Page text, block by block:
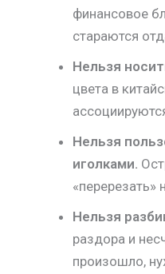
финансовое
стараются
Нельзя
цвета в
Нельзя
иголками.
«перерезать»
Нельзя
раздора и
произошло,